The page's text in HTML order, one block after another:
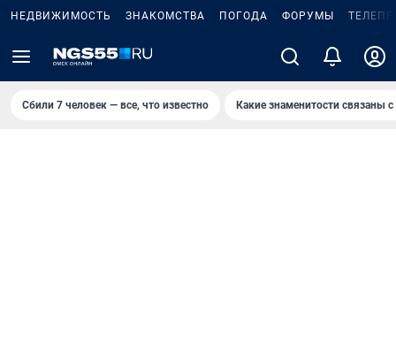
НЕДВИЖИМОСТЬ ЗНАКОМСТВА ПОГОДА ФОРУМЫ
Сбили 7 человек — все, что известно Какие знаменитости связаны